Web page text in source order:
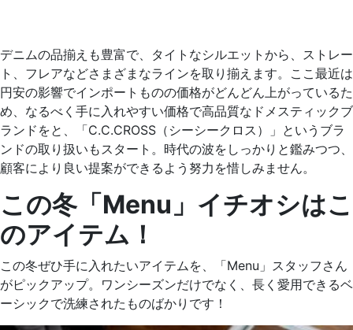
デニムの品揃えも豊富で、タイトなシルエットから、ストレー
ト、フレアなどさまざまなラインを取り揃えます。ここ最近は
円安の影響でインポートものの価格がどんどん上がっているた
め、なるべく手に入れやすい価格で高品質なドメスティックブ
ランドをと、「C.C.CROSS（シーシークロス）」というブラ
ンドの取り扱いもスタート。時代の波をしっかりと鑑みつつ、
顧客により良い提案ができるよう努力を惜しみません。
この冬「Menu」イチオシはこ
のアイテム！
この冬ぜひ手に入れたいアイテムを、「Menu」スタッフさん
がピックアップ。ワンシーズンだけでなく、長く愛用できるベ
ーシックで洗練されたものばかりです！